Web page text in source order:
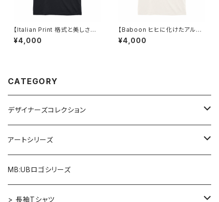
【Italian Print 格式と美しさを
そなえたフォント】Tシャツ ブラッ
ク ユニセックス
¥4,000
【Baboon ヒヒに化けたアルフ
ァベット】Tシャツ バニラホワイ
ト ユニセックス
¥4,000
CATEGORY
デザイナーズコレクション
アルファベット×ヒヒ
アルファベット×マウス
アルファベット×フクロウ
アートシリーズ
Re:Mix
ゴッホ
MB:UBロゴシリーズ
> 長袖Tシャツ